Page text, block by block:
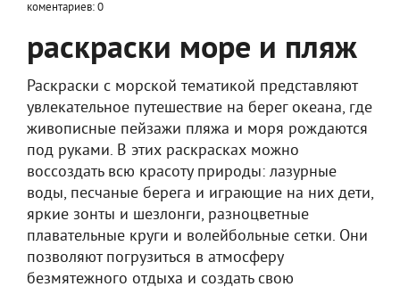
коментариев: 0
раскраски море и пляж
Раскраски с морской тематикой представляют
увлекательное путешествие на берег океана, где
живописные пейзажи пляжа и моря рождаются
под руками. В этих раскрасках можно
воссоздать всю красоту природы: лазурные
воды, песчаные берега и играющие на них дети,
яркие зонты и шезлонги, разноцветные
плавательные круги и волейбольные сетки. Они
позволяют погрузиться в атмосферу
безмятежного отдыха и создать свою